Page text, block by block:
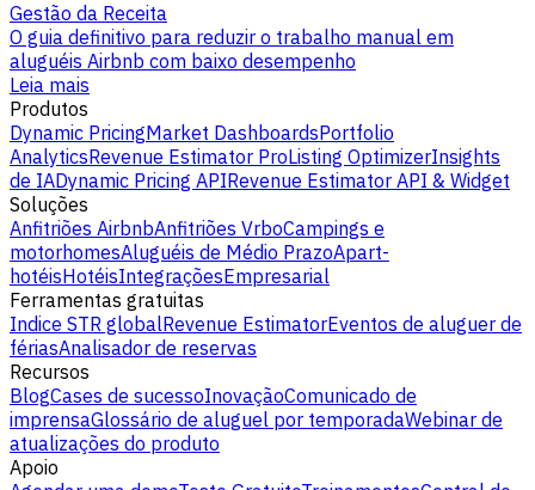
Gestão da Receita
O guia definitivo para reduzir o trabalho manual em
aluguéis Airbnb com baixo desempenho
Leia mais
Produtos
Dynamic PricingMarket DashboardsPortfolio
AnalyticsRevenue Estimator ProListing OptimizerInsights
de IADynamic Pricing APIRevenue Estimator API & Widget
Soluções
Anfitriões AirbnbAnfitriões VrboCampings e
motorhomesAluguéis de Médio PrazoApart-
hotéisHotéisIntegraçõesEmpresarial
Ferramentas gratuitas
Indice STR globalRevenue EstimatorEventos de aluguer de
fériasAnalisador de reservas
Recursos
BlogCases de sucessoInovaçãoComunicado de
imprensaGlossário de aluguel por temporadaWebinar de
atualizações do produto
Apoio